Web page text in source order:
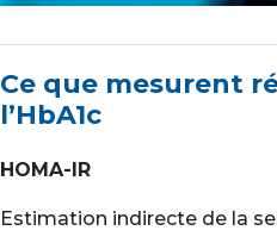
Ce que mesurent
l’HbA1c
HOMA-IR
Estimation indirecte de la